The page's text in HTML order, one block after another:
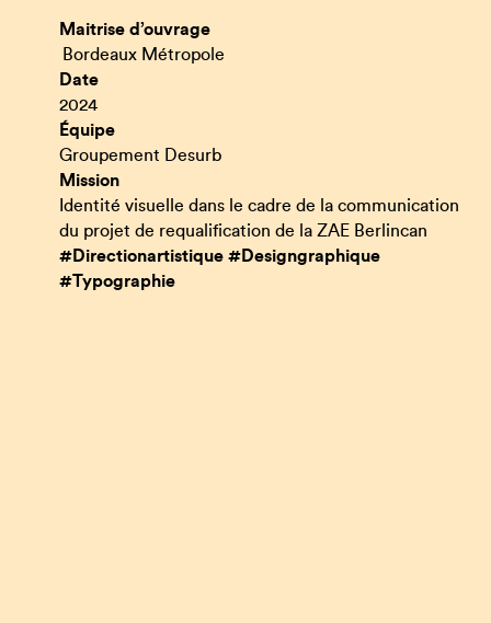
Maitrise d’ouvrage
Bordeaux Métropole
Date
2024
Équipe
Groupement Desurb
Mission
Identité visuelle dans le cadre de la communication
du projet de requalification de la ZAE Berlincan
#Directionartistique #Designgraphique
#Typographie